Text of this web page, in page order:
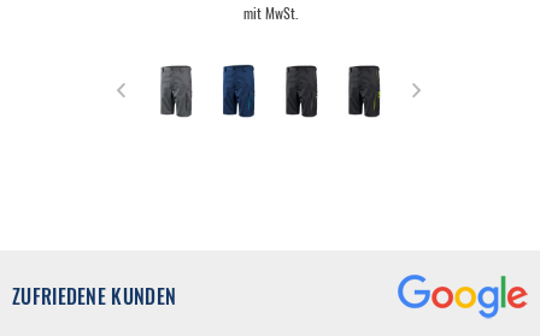
mit MwSt.
ZUFRIEDENE KUNDEN